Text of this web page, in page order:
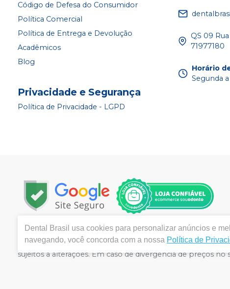
Código de Defesa do Consumidor
Política Comercial
Política de Entrega e Devolução
Acadêmicos
Blog
Privacidade e Segurança
Política de Privacidade - LGPD
QS 09
71977180
Horário
Segunda
Copyright © 2024 | Todos os direitos reservados |
120 Lote 18 Loja 02 - Areal - Águas Claras, Brasília / DF,
sujeitos a alterações. Em caso de divergência de preços
Dental Brasil usa cookies para personalizar anúncios e
navegando, você concorda com a nossa Política de